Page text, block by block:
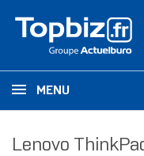
MENU
Lenovo